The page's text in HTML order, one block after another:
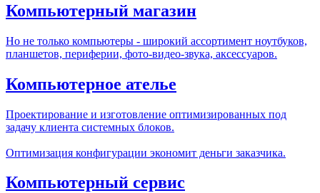
Компьютерный магазин
Но не только компьютеры - широкий ассортимент ноутбуков,
планшетов, периферии, фото-видео-звука, аксессуаров.
Компьютерное ателье
Проектирование и изготовление оптимизированных под
задачу клиента системных блоков.
Оптимизация конфигурации экономит деньги заказчика.
Компьютерный сервис